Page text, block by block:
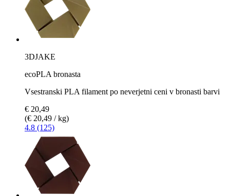
3DJAKE
ecoPLA bronasta
Vsestranski PLA filament po neverjetni ceni v bronasti barvi
€ 20,49
(€ 20,49 / kg)
4.8 (125)